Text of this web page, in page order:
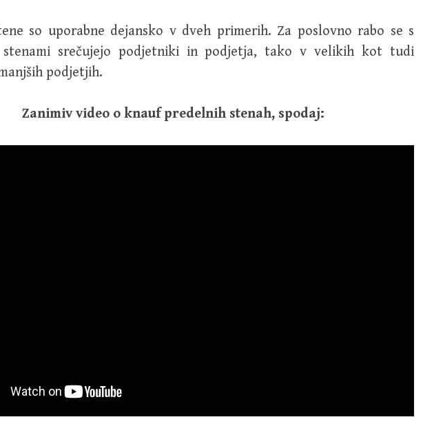
so uporabne dejansko v dveh primerih. Za poslovno rabo se s
stenami srečujejo podjetniki in podjetja, tako v velikih kot tudi
podjetjih.
Zanimiv video o knauf predelnih stenah, spodaj: